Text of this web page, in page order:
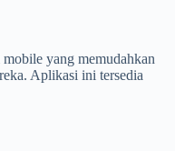
yang memudahkan
Aplikasi ini tersedia